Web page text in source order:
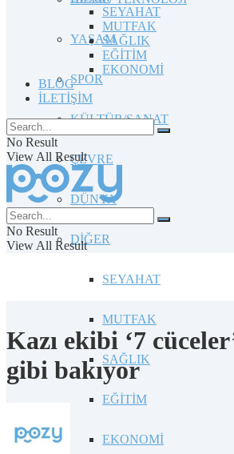
YAŞAM
SPOR
KÜLTÜR/SANAT
ÇEVRE
DÜNYA
DİĞER
SEYAHAT
MUTFAK
SAĞLIK
EĞİTİM
EKONOMİ
SEYAHAT
MUTFAK
SAĞLIK
EĞİTİM
EKONOMİ
BLOG
İLETİŞİM
No Result
View All Result
No Result
View All Result
Kazı ekibi ‘7
gibi bakıyor